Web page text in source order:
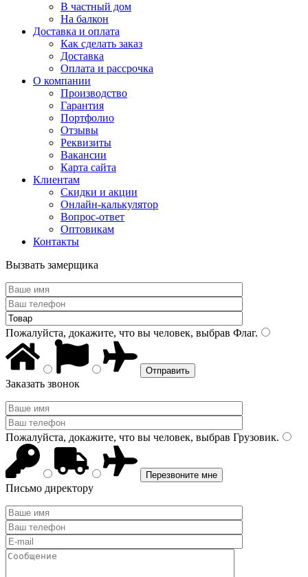
В частный дом
На балкон
Доставка и оплата
Как сделать заказ
Доставка
Оплата и рассрочка
О компании
Производство
Гарантия
Портфолио
Отзывы
Реквизиты
Вакансии
Карта сайта
Клиентам
Скидки и акции
Онлайн-калькулятор
Вопрос-ответ
Оптовикам
Контакты
Вызвать замерщика
Пожалуйста, докажите, что вы человек, выбрав Флаг.
Заказать звонок
Пожалуйста, докажите, что вы человек, выбрав Грузовик.
Письмо директору